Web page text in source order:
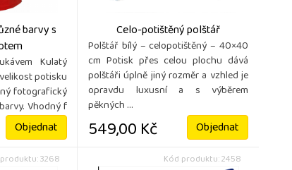
barvy s
Kulatý
potisku
fotografický
Vhodný f
Objednat
Celo-potištěný polštář
Polštář bílý – celopotištěný – 40×40
cm Potisk přes celou plochu dává
polštáři úplně jiný rozměr a vzhled je
opravdu luxusní a s výběrem
pěkných ...
549,00 Kč Objednat
3268 Kód produktu: 2458